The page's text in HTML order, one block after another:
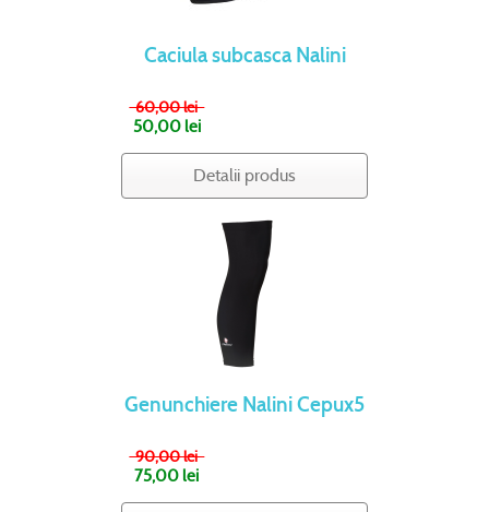
Caciula subcasca Nalini
60,00 lei
50,00 lei
Detalii produs
Genunchiere Nalini Cepux5
90,00 lei
75,00 lei